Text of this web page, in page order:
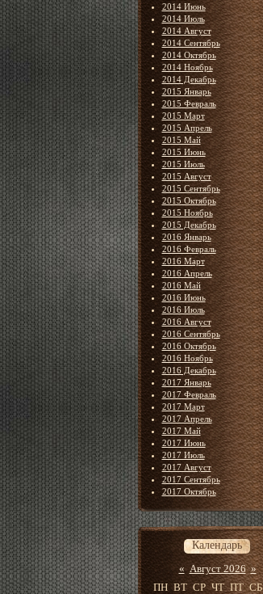
2014 Июнь
2014 Июль
2014 Август
2014 Сентябрь
2014 Октябрь
2014 Ноябрь
2014 Декабрь
2015 Январь
2015 Февраль
2015 Март
2015 Апрель
2015 Май
2015 Июнь
2015 Июль
2015 Август
2015 Сентябрь
2015 Октябрь
2015 Ноябрь
2015 Декабрь
2016 Январь
2016 Февраль
2016 Март
2016 Апрель
2016 Май
2016 Июнь
2016 Июль
2016 Август
2016 Сентябрь
2016 Октябрь
2016 Ноябрь
2016 Декабрь
2017 Январь
2017 Февраль
2017 Март
2017 Апрель
2017 Май
2017 Июнь
2017 Июль
2017 Август
2017 Сентябрь
2017 Октябрь
Календарь
« Август 2026 »
ПН ВТ СР ЧТ ПТ СБ